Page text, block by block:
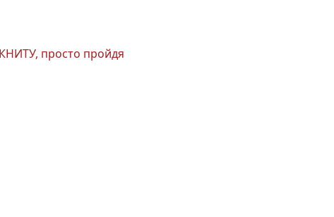
просто пройдя